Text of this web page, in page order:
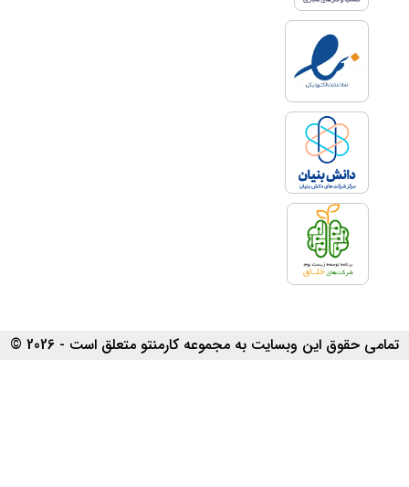
تمامی حقوق این وبسایت به مجموعه کارمنتو متعلق است - 2026 ©